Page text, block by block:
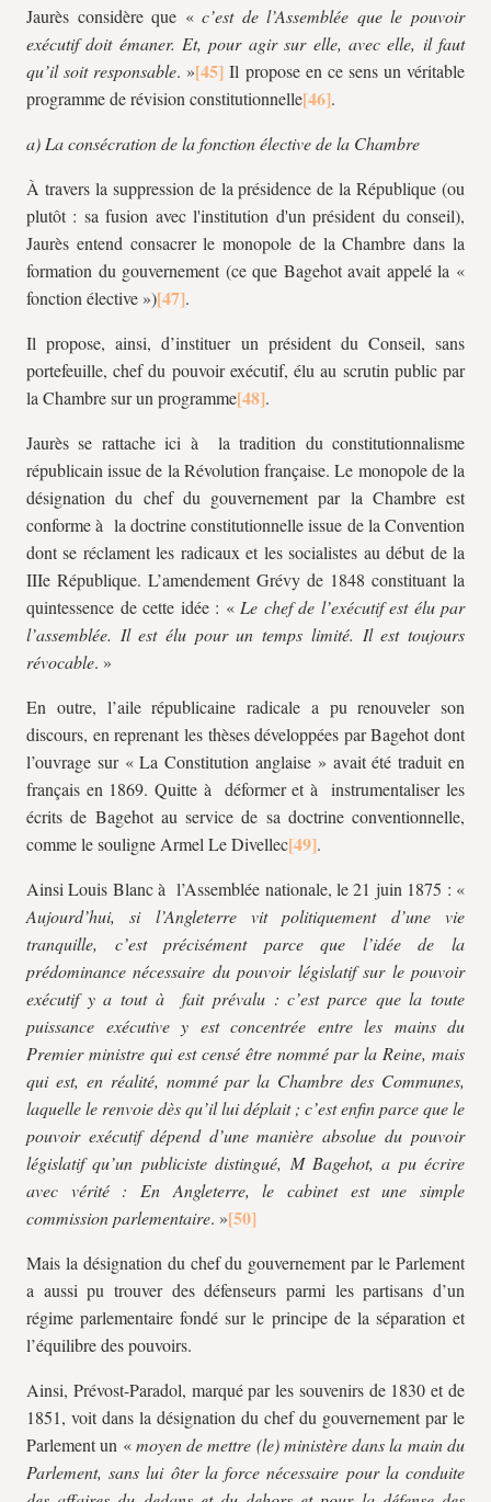
Jaurès considère que «c’est de l’Assemblée que le pouvoir
exécutif doit émaner. Et, pour agir sur elle, avec elle, il faut
qu’il soit responsable. »
Il propose en ce sens un véritable
programme de révision constitutionnelle
.
a) La consécration de la fonction élective de la Chambre
À travers la suppression de la présidence de la République (ou
plutôt : sa fusion avec l'institution d'un président du conseil),
Jaurès entend consacrer le monopole de la Chambre dans la
formation du gouvernement (ce que Bagehot avait appelé la «
fonction élective »)
.
Il propose, ainsi, d’instituer un président du Conseil, sans
portefeuille, chef du pouvoir exécutif, élu au scrutin public par
la Chambre sur un programme
.
Jaurès se rattache ici à la tradition du constitutionnalisme
républicain issue de la Révolution française. Le monopole de la
désignation du chef du gouvernement par la Chambre est
conforme à la doctrine constitutionnelle issue de la Convention
dont se réclament les radicaux et les socialistes au début de la
IIIe République. L’amendement Grévy de 1848 constituant la
quintessence de cette idée : « Le chef de l’exécutif est élu par
l’assemblée. Il est élu pour un temps limité. Il est toujours
révocable. »
En outre, l’aile républicaine radicale a pu renouveler son
discours, en reprenant les thèses développées par Bagehot dont
l’ouvrage sur « La Constitution anglaise » avait été traduit en
français en 1869. Quitte à déformer et à instrumentaliser les
écrits de Bagehot au service de sa doctrine conventionnelle,
comme le souligne Armel Le Divellec
.
Ainsi Louis Blanc à l’Assemblée nationale, le 21 juin 1875 : «
Aujourd’hui, si l’Angleterre vit politiquement d’une vie
tranquille, c’est précisément parce que l’idée de la
prédominance nécessaire du pouvoir législatif sur le pouvoir
exécutif y a tout à fait prévalu : c’est parce que la toute
puissance exécutive y est concentrée entre les mains du
Premier ministre qui est censé être nommé par la Reine, mais
qui est, en réalité, nommé par la Chambre des Communes,
laquelle le renvoie dès qu’il lui déplait ; c’est enfin parce que le
pouvoir exécutif dépend d’une manière absolue du pouvoir
législatif qu’un publiciste distingué, M Bagehot, a pu écrire
avec vérité : En Angleterre, le cabinet est une simple
commission parlementaire. »
Mais la désignation du chef du gouvernement par le Parlement
a aussi pu trouver des défenseurs parmi les partisans d’un
régime parlementaire fondé sur le principe de la séparation et
l’équilibre des pouvoirs.
Ainsi, Prévost-Paradol, marqué par les souvenirs de 1830 et de
1851, voit dans la désignation du chef du gouvernement par le
Parlement un «moyen de mettre (le) ministère dans la main du
Parlement, sans lui ôter la force nécessaire pour la conduite